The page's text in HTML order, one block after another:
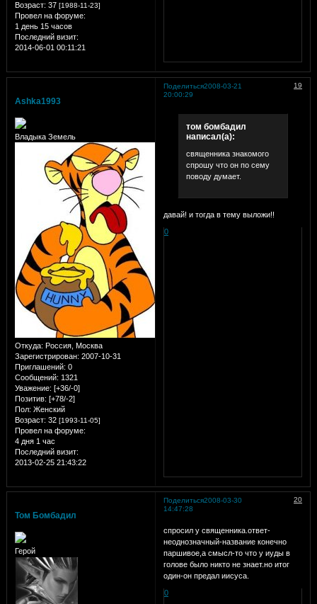
Возраст: 37 [1988-11-23]
Провел на форуме:
1 день 15 часов
Последний визит:
2014-06-01 00:11:21
Поделиться 19
2008-03-21
20:00:29
Ashka1993
Владыка Земель
Откуда: Россия, Москва
Зарегистрирован: 2007-10-31
Приглашений: 0
Сообщений: 1321
Уважение: [+36/-0]
Позитив: [+78/-2]
Пол: Женский
Возраст: 32 [1993-11-05]
Провел на форуме:
4 дня 1 час
Последний визит:
2013-02-25 21:43:22
том бомбадил
написал(а):
священника знакомого
спрошу что он по сему
поводу думает.
давай! и тогда в тему выложи!!
0
Поделиться 20
2008-03-30
14:47:28
Том Бомбадил
Герой
спросил у священника.ответ-
неоднозначный-название конечно
паршивое,а смысл-то что у иуды в
голове было никто не знает.но итог
один-он предал иисуса.
0